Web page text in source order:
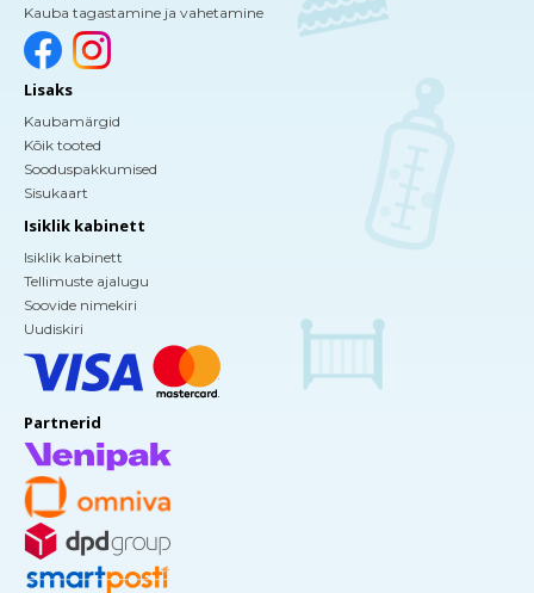
Kauba tagastamine ja vahetamine
Lisaks
Kaubamärgid
Kõik tooted
Sooduspakkumised
Sisukaart
Isiklik kabinett
Isiklik kabinett
Tellimuste ajalugu
Soovide nimekiri
Uudiskiri
Partnerid